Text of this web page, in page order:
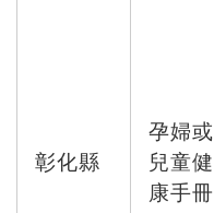
彰化縣
孕婦或
兒童健
康手冊